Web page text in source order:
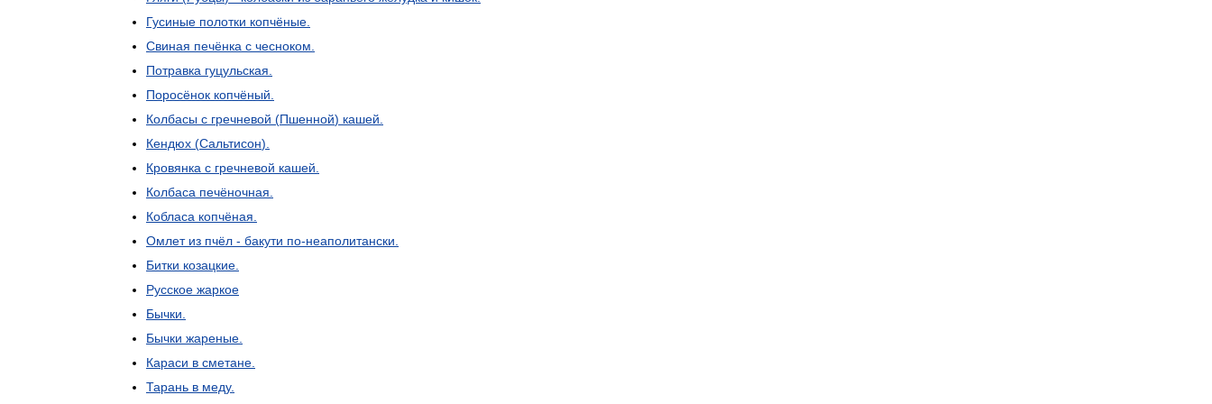
Гусиные полотки копчёные
Свиная печёнка с чесноком
Потравка гуцульская
Поросёнок копчёный
Колбасы с гречневой (Пшенной) кашей
Кендюх (Сальтисон).
Кровянка с гречневой кашей
Колбаса печёночная
Кобласа копчёная
Омлет из пчёл - бакути по-неаполитански
Битки козацкие
Русское жаркое
Бычки
Бычки жареные
Караси в сметане
Тарань в меду.